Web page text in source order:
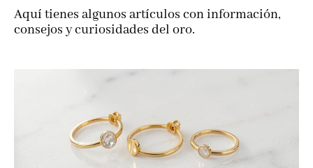
Aquí tienes algunos artículos con información,
consejos y curiosidades del oro.